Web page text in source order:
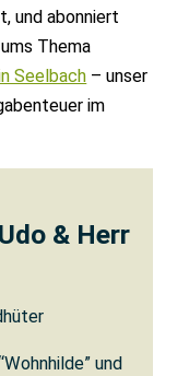
und abonniert
Thema
Seelbach – unser
im
& Herr
und